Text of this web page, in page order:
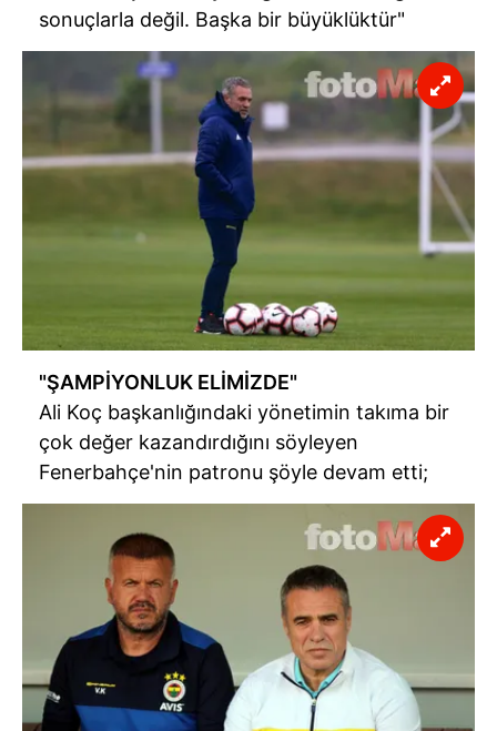
ilgili mevzuata uygun olarak kullanılan çerezlerle ilgili bilgi
sonuçlarla değil. Başka bir büyüklüktür"
"ŞAMPİYONLUK ELİMİZDE"
Ali Koç başkanlığındaki yönetimin takıma bir
çok değer kazandırdığını söyleyen
Fenerbahçe'nin patronu şöyle devam etti;